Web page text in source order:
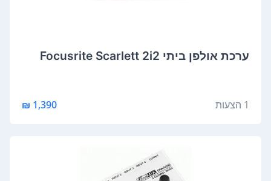
‏ערכת אולפן ביתי Focusrite Scarlett 2i2
1 הצעות 1,390 ₪